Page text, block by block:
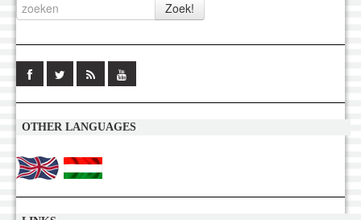
OTHER LANGUAGES